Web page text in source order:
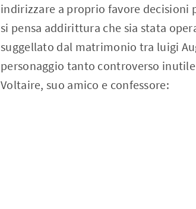
indirizzare a proprio favore
si pensa addirittura che sia stata
suggellato dal matrimonio tra luigi
personaggio tanto controverso
Voltaire, suo amico e confessore: